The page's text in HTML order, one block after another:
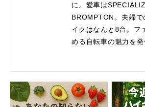
に。愛車は
BROMPTON。夫婦
イクはなんと8台。フ
める自転車の魅力を発